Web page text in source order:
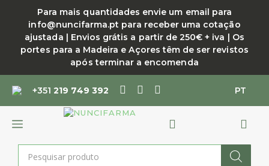
conteúdo
Para mais quantidades envie um email para
info@nuncifarma.pt para receber uma cotação
ajustada | Envios grátis a partir de 250€ + iva | Os
portes para a Madeira e Açores têm de ser revistos
após terminar a encomenda
+351219 749 392 PT
MENU
Products
search